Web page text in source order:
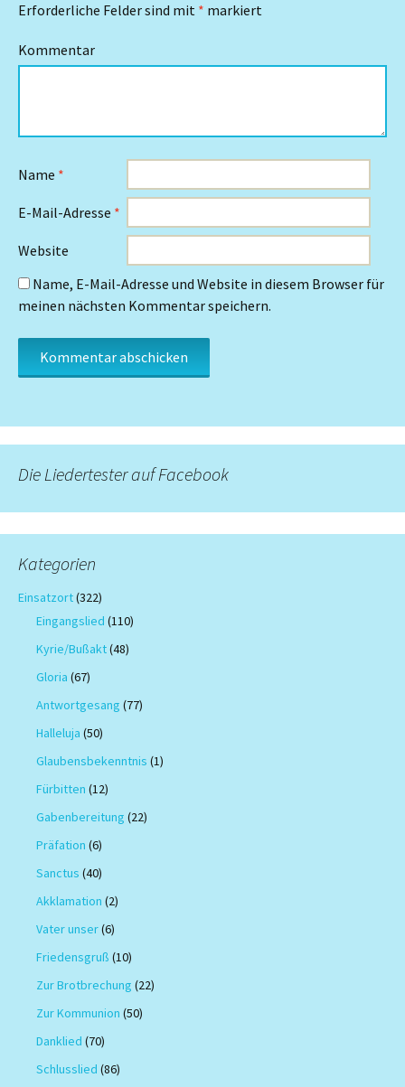
Erforderliche Felder sind mit * markiert
Kommentar
Name *
E-Mail-Adresse *
Website
Name, E-Mail-Adresse und Website in diesem Browser für
meinen nächsten Kommentar speichern.
Die Liedertester auf Facebook
Kategorien
Einsatzort(322)
Eingangslied (110)
Kyrie/Bußakt(48)
Gloria (67)
Antwortgesang (77)
Halleluja (50)
Glaubensbekenntnis (1)
Fürbitten (12)
Gabenbereitung (22)
Präfation (6)
Sanctus (40)
Akklamation (2)
Vater unser(6)
Friedensgruß (10)
Zur Brotbrechung (22)
Zur Kommunion (50)
Danklied (70)
Schlusslied (86)